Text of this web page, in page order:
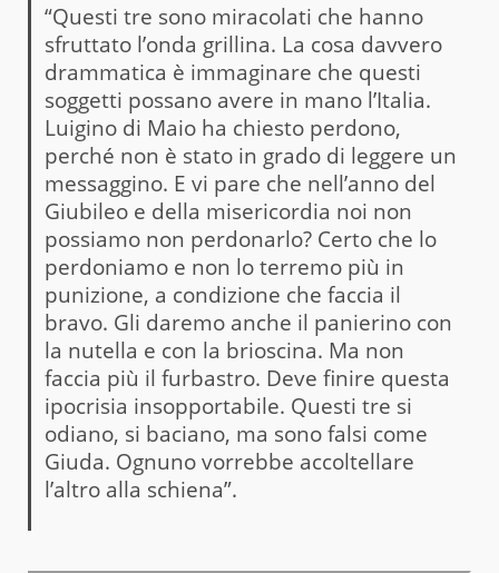
“Questi tre sono miracolati che hanno
sfruttato l’onda grillina. La cosa davvero
drammatica è immaginare che questi
soggetti possano avere in mano l’Italia.
Luigino di Maio ha chiesto perdono,
perché non è stato in grado di leggere un
messaggino. E vi pare che nell’anno del
Giubileo e della misericordia noi non
possiamo non perdonarlo? Certo che lo
perdoniamo e non lo terremo più in
punizione, a condizione che faccia il
bravo. Gli daremo anche il panierino con
la nutella e con la brioscina. Ma non
faccia più il furbastro. Deve finire questa
ipocrisia insopportabile. Questi tre si
odiano, si baciano, ma sono falsi come
Giuda. Ognuno vorrebbe accoltellare
l’altro alla schiena”.